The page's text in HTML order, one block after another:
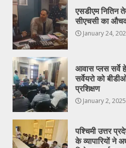
एसडीएम नितिन
सीएचसी का औचक
January 24,
आवास प्लस सर्वे
सर्वेयरो को बीडीओ
प्रशिक्षण
January 2, 2025
पश्चिमी उत्तर
के व्यापारियों ने